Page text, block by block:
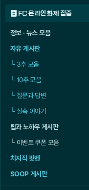
FC 온라인 화제 집중
정보 · 뉴스 모음
자유 게시판
└3추 모음
└10추 모음
└질문과 답변
└실축 이야기
팁과 노하우 게시판
└이벤트 쿠폰 모음
치지직 팟벤
SOOP 게시판